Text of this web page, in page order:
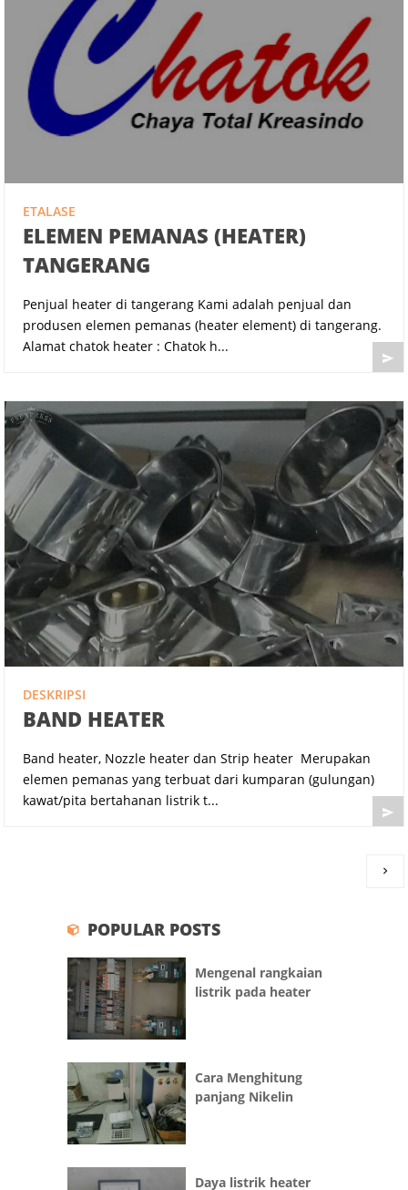
ETALASE
ELEMEN PEMANAS (HEATER)
TANGERANG
Penjual heater di tangerang Kami adalah penjual dan
produsen elemen pemanas (heater element) di tangerang.
Alamat chatok heater : Chatok h...

DESKRIPSI
BAND HEATER
Band heater, Nozzle heater dan Strip heater Merupakan
elemen pemanas yang terbuat dari kumparan (gulungan)
kawat/pita bertahanan listrik t...


POPULAR POSTS
Mengenal rangkaian
listrik pada heater
Cara Menghitung
panjang Nikelin
Daya listrik heater